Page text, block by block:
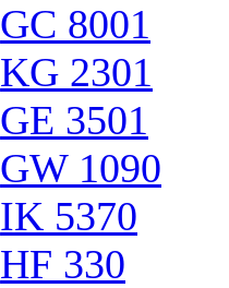
GC 8001
KG 2301
GE 3501
GW 1090
IK 5370
HF 330